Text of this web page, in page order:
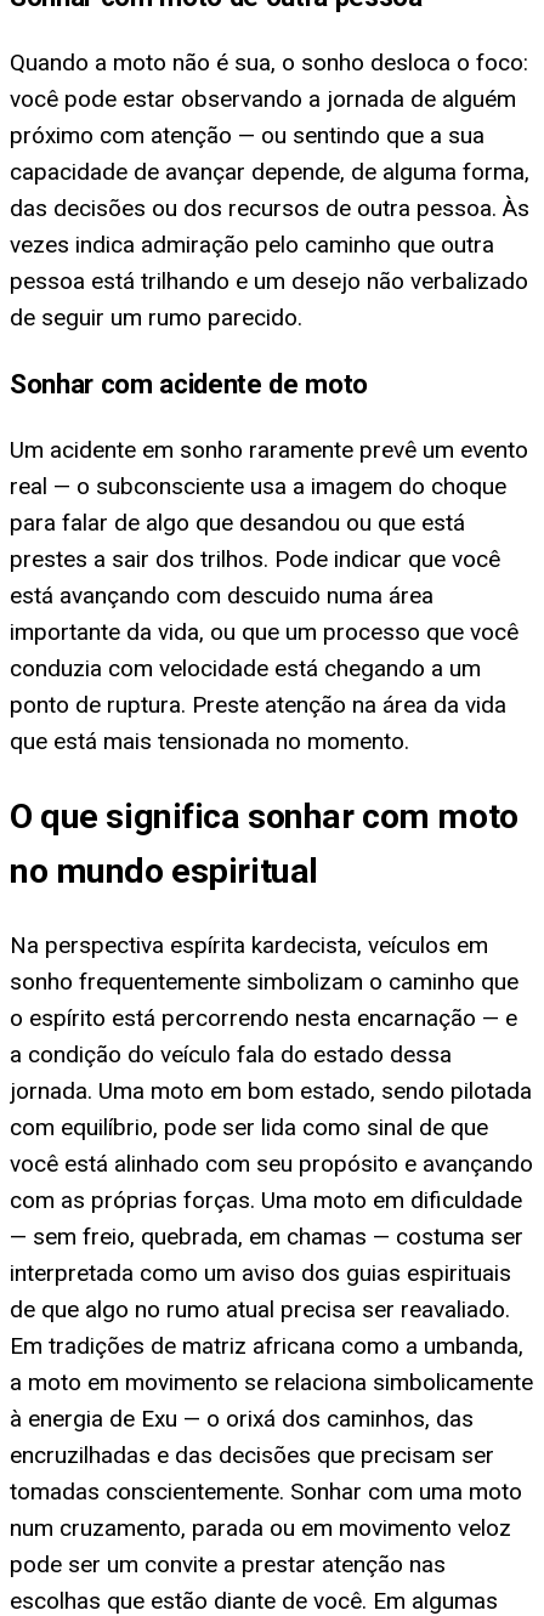
Quando a moto não é sua, o sonho desloca o foco:
você pode estar observando a jornada de alguém
próximo com atenção — ou sentindo que a sua
capacidade de avançar depende, de alguma forma,
das decisões ou dos recursos de outra pessoa. Às
vezes indica admiração pelo caminho que outra
pessoa está trilhando e um desejo não verbalizado
de seguir um rumo parecido.
Sonhar com acidente de moto
Um acidente em sonho raramente prevê um evento
real — o subconsciente usa a imagem do choque
para falar de algo que desandou ou que está
prestes a sair dos trilhos. Pode indicar que você
está avançando com descuido numa área
importante da vida, ou que um processo que você
conduzia com velocidade está chegando a um
ponto de ruptura. Preste atenção na área da vida
que está mais tensionada no momento.
O que significa sonhar com moto
no mundo espiritual
Na perspectiva espírita kardecista, veículos em
sonho frequentemente simbolizam o caminho que
o espírito está percorrendo nesta encarnação — e
a condição do veículo fala do estado dessa
jornada. Uma moto em bom estado, sendo pilotada
com equilíbrio, pode ser lida como sinal de que
você está alinhado com seu propósito e avançando
com as próprias forças. Uma moto em dificuldade
— sem freio, quebrada, em chamas — costuma ser
interpretada como um aviso dos guias espirituais
de que algo no rumo atual precisa ser reavaliado.
Em tradições de matriz africana como a umbanda,
a moto em movimento se relaciona simbolicamente
à energia de Exu — o orixá dos caminhos, das
encruzilhadas e das decisões que precisam ser
tomadas conscientemente. Sonhar com uma moto
num cruzamento, parada ou em movimento veloz
pode ser um convite a prestar atenção nas
escolhas que estão diante de você. Em algumas